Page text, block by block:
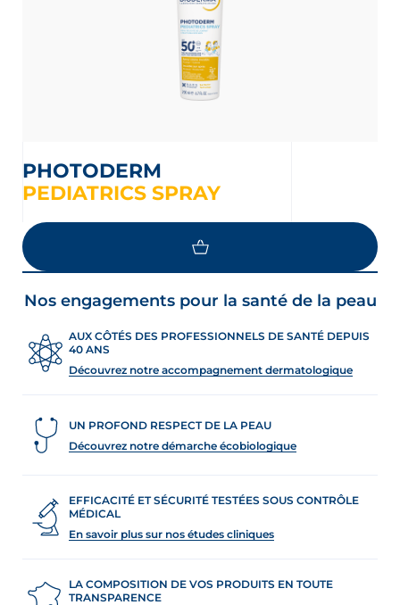
PHOTODERM
PEDIATRICS SPRAY
Nos engagements pour la santé de la peau
AUX CÔTÉS DES PROFESSIONNELS DE SANTÉ DEPUIS
40 ANS
Découvrez notre accompagnement dermatologique
UN PROFOND RESPECT DE LA PEAU
Découvrez notre démarche écobiologique
EFFICACITÉ ET SÉCURITÉ TESTÉES SOUS CONTRÔLE
MÉDICAL
En savoir plus sur nos études cliniques
LA COMPOSITION DE VOS PRODUITS EN TOUTE
TRANSPARENCE